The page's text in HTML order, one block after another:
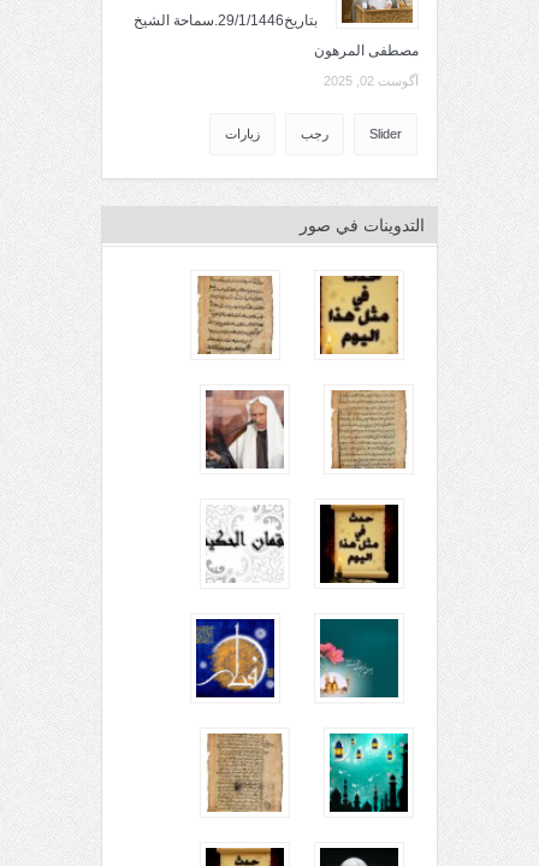
بتاريخ29/1/1446.سماحة الشيخ
مصطفى المرهون
آگوست 02, 2025
Slider رجب زيارات
التدوينات في صور